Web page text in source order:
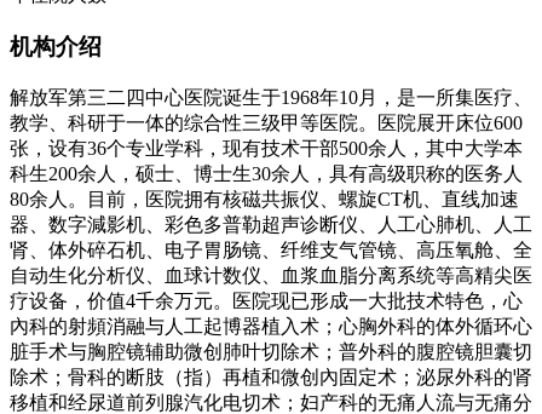
机构介绍
解放军第三二四中心医院诞生于1968年10月，是一所集医疗、
教学、科研于一体的综合性三级甲等医院。医院展开床位600
张，设有36个专业学科，现有技术干部500余人，其中大学本
科生200余人，硕士、博士生30余人，具有高级职称的医务人
80余人。目前，医院拥有核磁共振仪、螺旋CT机、直线加速
器、数字減影机、彩色多普勒超声诊断仪、人工心肺机、人工
肾、体外碎石机、电子胃肠镜、纤维支气管镜、高压氧舱、全
自动生化分析仪、血球计数仪、血浆血脂分离系统等高精尖医
疗设备，价值4千余万元。医院现已形成一大批技术特色，心
內科的射頻消融与人工起博器植入术；心胸外科的体外循环心
脏手术与胸腔镜辅助微创肺叶切除术；普外科的腹腔镜胆囊切
除术；骨科的断肢（指）再植和微创內固定术；泌尿外科的肾
移植和经尿道前列腺汽化电切术；妇产科的无痛人流与无痛分